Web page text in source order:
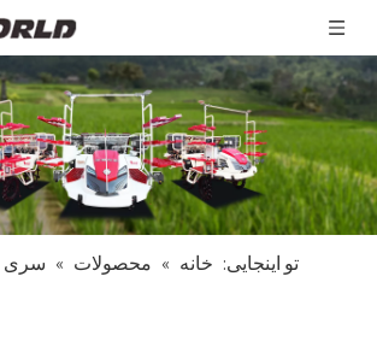
تو اینجایی: خانه » محصولات »